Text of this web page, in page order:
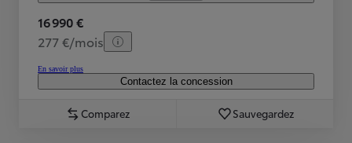
16 990 €
277 €/mois
En savoir plus
Contactez la concession
Comparez Sauvegardez